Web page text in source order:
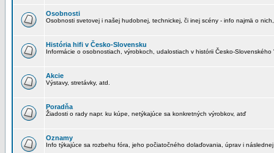
Osobnosti
Osobnosti svetovej i našej hudobnej, technickej, či inej scény - info najmä o
História hifi v Česko-Slovensku
Informácie o osobnostiach, výrobkoch, udalostiach v histórii Česko-Slovenského
Akcie
Výstavy, stretávky, atd.
Poradňa
Žiadosti o rady napr. ku kúpe, netýkajúce sa konkretných výrobkov, atď
Oznamy
Info týkajúce sa rozbehu fóra, jeho počiatočného dolaďovania, úprav i